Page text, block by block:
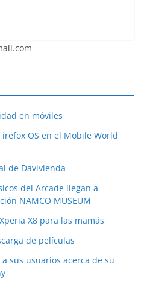
en móviles
OS en el Mobile World
de Davivienda
del Arcade llegan a
NAMCO MUSEUM
X8 para las mamás
de películas
sus usuarios acerca de su